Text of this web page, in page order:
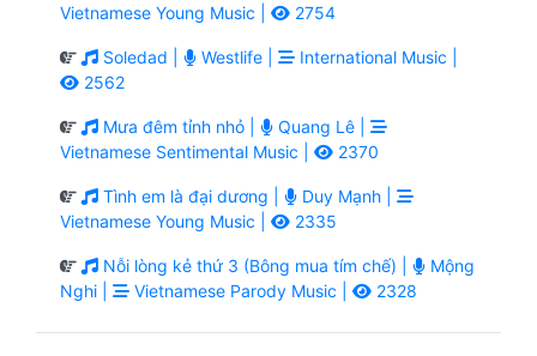
Vietnamese Young Music |
2754
Soledad | Westlife |
International Music |
2562
Mưa đêm tỉnh nhỏ |
Quang Lê |
Vietnamese Sentimental Music |
2370
Tình em là đại dương |
Duy Mạnh |
Vietnamese Young Music |
2335
Nỗi lòng kẻ thứ 3 (Bông mua tím chế) |
Mộng
Nghi |
Vietnamese Parody Music | 2328